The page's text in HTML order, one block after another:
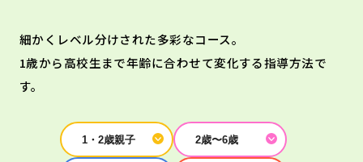
細かくレベル分けされた多彩なコース。
1歳から高校生まで年齢に合わせて変化する指導方法で
す。
1・2歳親子 2歳〜6歳